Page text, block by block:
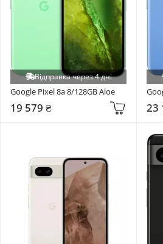
Відправка через 4 дні
Google Pixel 8a 8/128GB Aloe
19 579 ₴ 23